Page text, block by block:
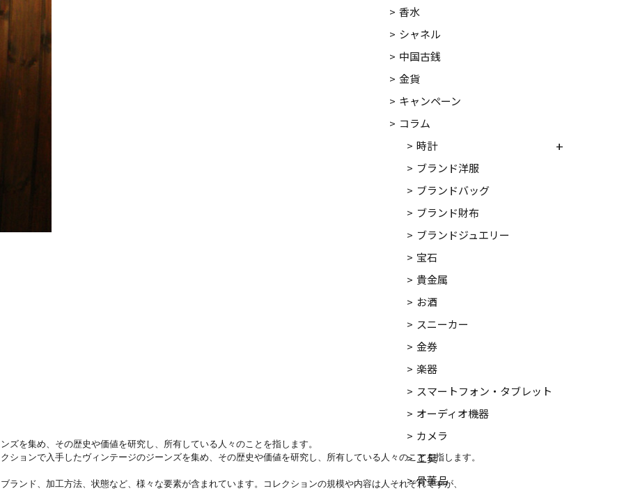
を集め、その歴史や価値を研究し、所有している人々のことを指します。
ョンで入手したヴィンテージのジーンズを集め、その歴史や価値を研究し、所有している人々のことを指します。
ンド、加工方法、状態など、様々な要素が含まれています。コレクションの規模や内容は人それぞれですが、
香水
シャネル
中国古銭
金貨
キャンペーン
コラム
時計
ブランド洋服
ブランドバッグ
ブランド財布
ブランドジュエリー
宝石
貴金属
お酒
スニーカー
金券
楽器
スマートフォン・タブレット
オーディオ機器
カメラ
工具
骨董品